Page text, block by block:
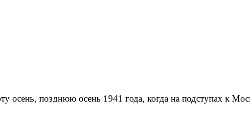
позднюю осень 1941 года, когда на подступах к